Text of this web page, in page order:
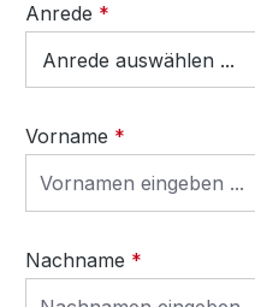
Anrede *
Vorname *
Nachname *